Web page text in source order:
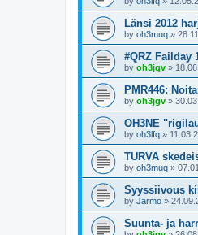
Länsi 2012
by oh3muq »
#QRZ Failday
by oh3jgv »
PMR446:
by oh3jgv »
OH3NE
by oh3lfq »
TURVA
by oh3muq »
Syyssiivous
by Jarmo »
Suunta- ja